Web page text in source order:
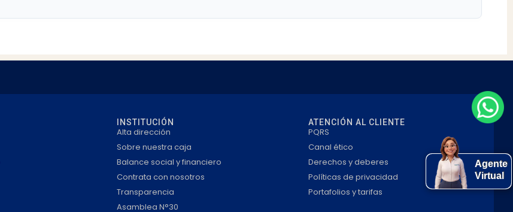
INSTITUCIÓN
Alta dirección
Sobre nuestra caja
Balance social y financiero
Contrata con nosotros
Transparencia
Asamblea N°30
ATENCIÓN AL CLIENTE
PQRS
Canal ético
Derechos y deberes
Políticas de privacidad
Portafolios y tarifas
Agente
Virtual